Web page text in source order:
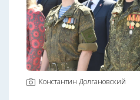
Константин Долгановский